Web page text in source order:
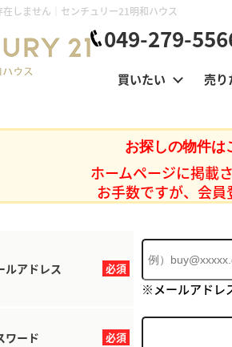
しません｜センチュリー21明和ハウス
049-279-
買いたい 売り
お探しの物件は
ホームページに掲載
お手数ですが、会員
必須
ルアドレス
※メールアドレ
必須
ワード